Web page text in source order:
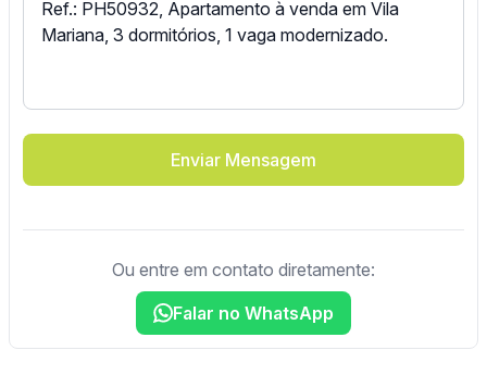
Enviar Mensagem
Ou entre em contato diretamente:
Falar no WhatsApp